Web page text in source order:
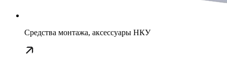
Средства монтажа, аксессуары НКУ